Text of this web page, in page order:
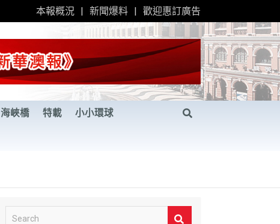
本報概況 新聞爆料 歡迎惠訂廣告
海峽橋 特載 小小環球